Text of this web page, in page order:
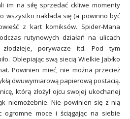
im na siłę sprzedać ckliwe momenty
wszystko nakłada się (a powinno być
z kart komiksów. Spider-Mana
rutynowych działań na ulicach
złodzieje, porywacze itd. Pod tym
Oblepiając swą siecią Wielkie Jabłko
Powinien mieć, nie można przecież
dwuwymiarową papierową postacią.
którą złożył ojcu swojej ukochanej
niemożebnie. Nie powinien się z nią
ogromne moce i ściągając na siebie